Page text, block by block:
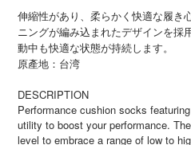
伸縮性があり、柔らかく快適な履き
ニングが編み込まれたデザインを採
動中も快適な状態が持続します。
原產地：台湾
DESCRIPTION
Performance cushion socks
utility to boost your performance.
level to embrace a range of low to